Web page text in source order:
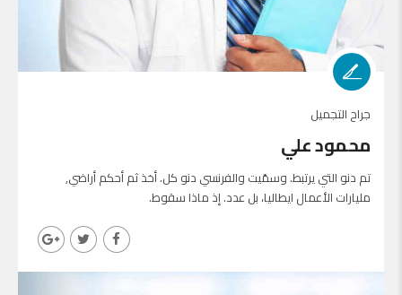
جراح التجميل
محمود علي
تم دنو التي يرتبط. وسمّيت والفرنسي دنو كل. أخذ ثم أحكم أراضي,
مليارات الأعمال ايطاليا، بل عدد. إذ ماذا سقوط.